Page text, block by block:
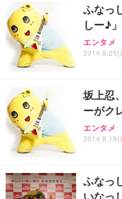
務用 お
ッシュ
ス圧無段
【
グモニタ
アイリ
ュラー
ふなっ
しー♪」
エンタメ
2014.8.25(
坂上忍
ーがク
エンタメ
2014.8.18(
ふなっ